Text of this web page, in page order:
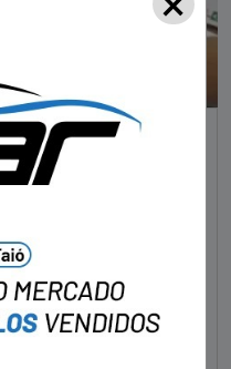
com a polícia em SC
pelo latrocínio de